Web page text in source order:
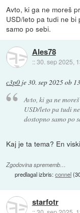
Avto, ki ga ne moreš
USD/leto pa tudi ne
samo po sebi.
Ales78
::30. sep 2025,
c3p0 je30. sep 2025 ob
Avto, ki ga ne
USD/leto pa tudi
dostopno samo po
Kaj je ta tema? En
Zgodovina sprememb…
predlagal izbris:connel(
starfotr